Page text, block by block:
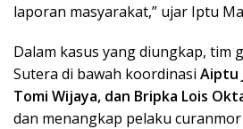
laporan masyarakat,” ujar Iptu
Dalam kasus yang diungkap, tim
Sutera di bawah koordinasi Aiptu
Tomi Wijaya, dan Bripka Lois
dan menangkap pelaku